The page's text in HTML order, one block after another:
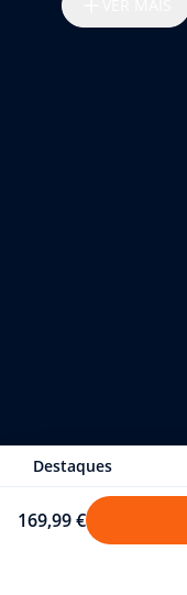
Destaques
169,99 €